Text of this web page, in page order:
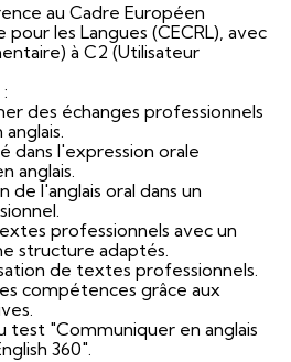
au Cadre Européen
les Langues (CECRL), avec
à C2 (Utilisateur
des échanges professionnels
dans l'expression orale
anglais.
de l'anglais oral dans un
professionnels avec un
structure adaptés.
de textes professionnels.
compétences grâce aux
test "Communiquer en anglais
360".